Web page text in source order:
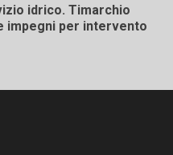
idrico. Timarchio
impegni per intervento